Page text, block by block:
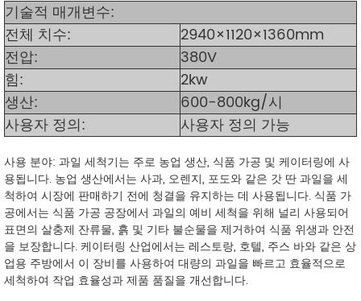
기술적 매개변수:
전체 치수:
2940×1120×1360mm
전압:
380V
힘:
2kw
생산:
600-800kg/시
사용자 정의:
사용자 정의 가능
사용 분야: 과일 세척기는 주로 농업 생산, 식품 가공 및 케이터링에 사
용됩니다. 농업 생산에서는 사과, 오렌지, 포도와 같은 갓 딴 과일을 세
척하여 시장에 판매하기 전에 청결을 유지하는 데 사용됩니다. 식품 가
공에서는 식품 가공 공장에서 과일의 예비 세척을 위해 널리 사용되어
표면의 살충제 잔류물, 흙 및 기타 불순물을 제거하여 식품 위생과 안전
을 보장합니다. 케이터링 산업에서는 레스토랑, 호텔, 주스 바와 같은 상
업용 주방에서 이 장비를 사용하여 대량의 과일을 빠르고 효율적으로
세척하여 작업 효율성과 제품 품질을 개선합니다.